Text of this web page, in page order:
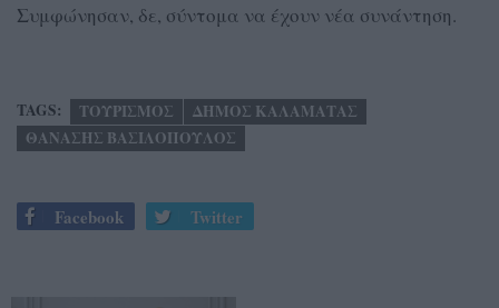
Συμφώνησαν, δε, σύντομα να έχουν νέα συνάντηση.
TAGS: ΤΟΥΡΙΣΜΟΣ
ΔΗΜΟΣ ΚΑΛΑΜΑΤΑΣ
ΘΑΝΑΣΗΣ ΒΑΣΙΛΟΠΟΥΛΟΣ
Facebook Twitter